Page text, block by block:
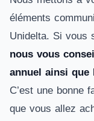
éléments
Unidelta. Si vous
nous vous
annuel ainsi
C’est une bonne
que vous allez